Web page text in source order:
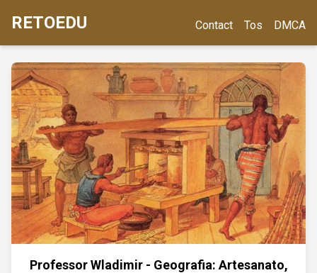
RETOEDU Contact Tos DMCA
Professor Wladimir - Geografia: Artesanato,